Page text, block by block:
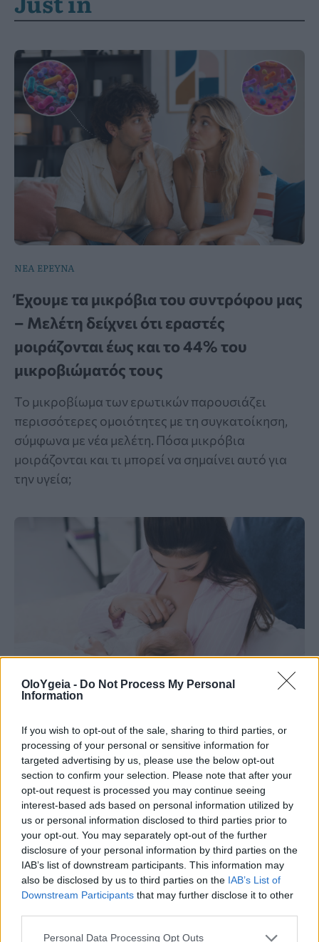
OloYgeia - Do Not Process My Personal
Information
If you wish to opt-out of the sale, sharing to third parties, or
processing of your personal or sensitive information for
targeted advertising by us, please use the below opt-out
section to confirm your selection. Please note that after your
opt-out request is processed you may continue seeing
interest-based ads based on personal information utilized by
us or personal information disclosed to third parties prior to
your opt-out. You may separately opt-out of the further
disclosure of your personal information by third parties on the
IAB’s list of downstream participants. This information may
also be disclosed by us to third parties on the IAB’s List of
Downstream Participants that may further disclose it to other
Personal Data Processing Opt Outs
ΝΕΑ ΕΡΕΥΝΑ
Έχουμε τα μικρόβια του συντρόφου μας
– Μελέτη δείχνει ότι εραστές
μοιράζονται έως και το 44% του
μικροβιώματός τους
Το μικροβίωμα των ερωτικών παρουσιάζει
περισσότερες ομοιότητες με τη συγκατοίκηση,
σύμφωνα με νέα μελέτη. Πόσα μικρόβια
μοιράζονται και τι μπορεί να σημαίνει αυτό για
την υγεία;
ΠΑΓΚΟΣΜΙΑ ΕΒΔΟΜΑΔΑ ΜΗΤΡΙΚΟΥ ΘΗΛΑΣΜΟΥ
Μητρικός θηλασμός: Η πρώτη
επένδυση στην υγεία του παιδιού – Τα
οφέλη που διαρκούν μια ζωή
Ο επιτυχημένος θηλασμός δεν αποτελεί
αποκλειστικά προσωπική ευθύνη της μητέρας ,
προϋποθέτει ένα περιβάλλον ενημέρωσης,
αποδοχής και ουσιαστικής υποστήριξης.